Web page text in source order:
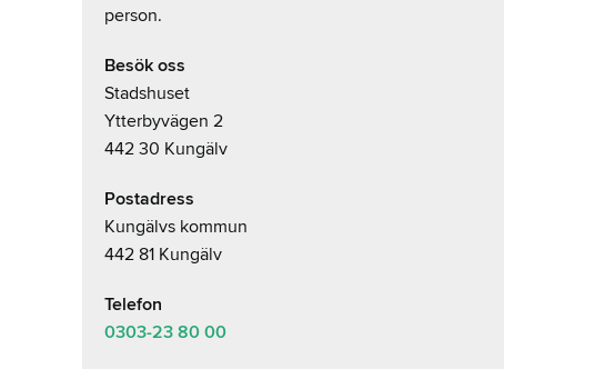
person.
Besök oss
Stadshuset
Ytterbyvägen 2
442 30 Kungälv
Postadress
Kungälvs kommun
442 81 Kungälv
Telefon
0303-23 80 00